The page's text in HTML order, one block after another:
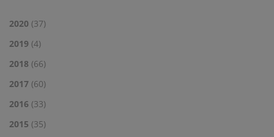
2020 (37)
2019 (4)
2018 (66)
2017 (60)
2016 (33)
2015 (35)